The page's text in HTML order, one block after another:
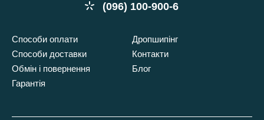
(096) 100-900-6
Способи оплати
Способи доставки
Обмін і повернення
Гарантія
Дропшипінг
Контакти
Блог